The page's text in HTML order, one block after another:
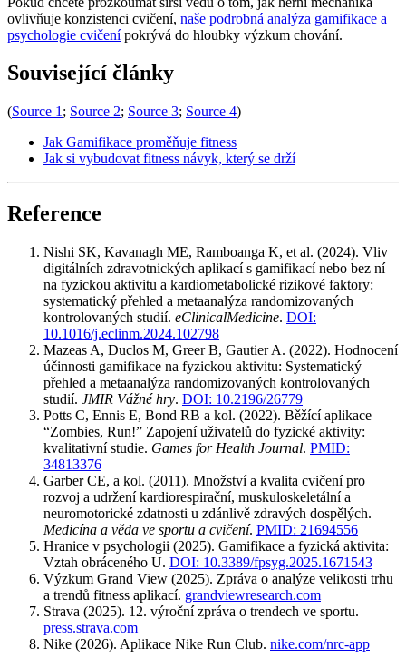
ovlivňuje konzistenci cvičení, naše podrobná analýza gamifikace a
psychologie cvičenípokrývá do hloubky výzkum chování.
Související články
(Source 1 ; Source 2; Source 3; Source 4)
Jak Gamifikace proměňuje fitness
Jak si vybudovat fitness návyk, který se drží
Reference
Nishi SK, Kavanagh ME, Ramboanga K, et al. (2024). Vliv
digitálních zdravotnických aplikací s gamifikací nebo bez ní
na fyzickou aktivitu a kardiometabolické rizikové faktory:
systematický přehled a metaanalýza randomizovaných
kontrolovaných studií. eClinicalMedicine. DOI:
10.1016/j.eclinm.2024.102798
Mazeas A, Duclos M, Greer B, Gautier A. (2022). Hodnocení
účinnosti gamifikace na fyzickou aktivitu: Systematický
přehled a metaanalýza randomizovaných kontrolovaných
studií. JMIR Vážné hry. DOI: 10.2196/26779
Potts C, Ennis E, Bond RB a kol. (2022). Běžící aplikace
“Zombies, Run!” Zapojení uživatelů do fyzické aktivity:
kvalitativní studie. Games for Health Journal. PMID:
34813376
Garber CE, a kol. (2011). Množství a kvalita cvičení pro
rozvoj a udržení kardiorespirační, muskuloskeletální a
neuromotorické zdatnosti u zdánlivě zdravých dospělých.
Medicína a věda ve sportu a cvičení. PMID: 21694556
Hranice v psychologii (2025). Gamifikace a fyzická aktivita:
Vztah obráceného U. DOI: 10.3389/fpsyg.2025.1671543
Výzkum Grand View (2025). Zpráva o analýze velikosti trhu
a trendů fitness aplikací. grandviewresearch.com
Strava (2025). 12. výroční zpráva o trendech ve sportu.
press.strava.com
Nike (2026). Aplikace Nike Run Club. nike.com/nrc-app